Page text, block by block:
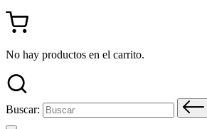
No hay productos en el carrito.
Buscar: